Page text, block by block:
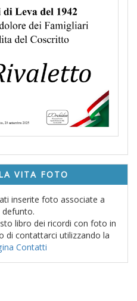
VITA FOTO
inserite foto associate a
libro dei ricordi con foto in
di contattarci utilizzando la
Contatti